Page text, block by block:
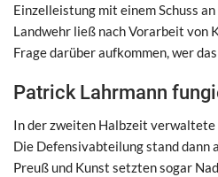
Einzelleistung mit einem Schuss
Landwehr ließ nach Vorarbeit von
Frage darüber aufkommen, wer
Patrick Lahrmann
In der zweiten Halbzeit verwaltete
Die Defensivabteilung stand dann
Preuß und Kunst setzten sogar